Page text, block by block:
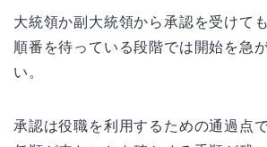
大統領か副大統領から承認を受けて
順番を待っている段階では開始を急
い。
承認は役職を利用するための通過点